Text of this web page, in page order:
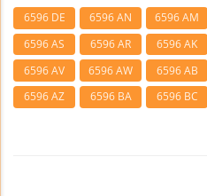
6596 DE 6596 AN 6596 AM
6596 AS
6596 AR 6596 AK
6596 AV
6596 AW 6596 AB
6596 AZ
6596 BA 6596 BC